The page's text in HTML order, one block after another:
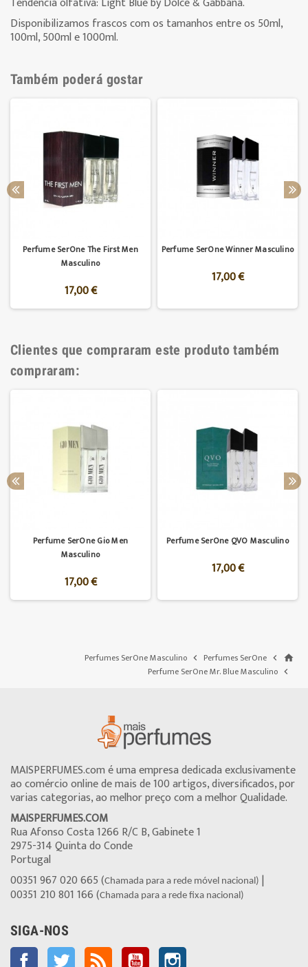
Disponibilizamos frascos com os tamanhos entre os 50ml,
100ml, 500ml e 1000ml.
Também poderá gostar
Perfume SerOne The First Men
Masculino
17,00 €
Perfume SerOne Winner Masculino
17,00 €
Clientes que compraram este produto também
compraram:
Perfume SerOne Gio Men
Masculino
17,00 €
Perfume SerOne QVO Masculino
17,00 €
home

Perfumes SerOne

Perfumes SerOne Masculino

Perfume SerOne Mr. Blue Masculino
MAISPERFUMES.com é uma empresa dedicada exclusivamente
ao comércio online de mais de 100 artigos, diversificados, por
varias categorias, ao melhor preço com a melhor Qualidade.
MAISPERFUMES.COM
Rua Afonso Costa 1266 R/C B, Gabinete 1
2975-314 Quinta do Conde
Portugal
00351 967 020 665 (Chamada para a rede móvel nacional) |
00351 210 801 166 (Chamada para a rede fixa nacional)
SIGA-NOS
Facebook Twitter Rss YouTube